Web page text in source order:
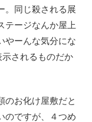
同じ殺される展
テージなんか屋上
やーんな気分にな
示されるものだか
お化け屋敷だと
のですが、４つめ